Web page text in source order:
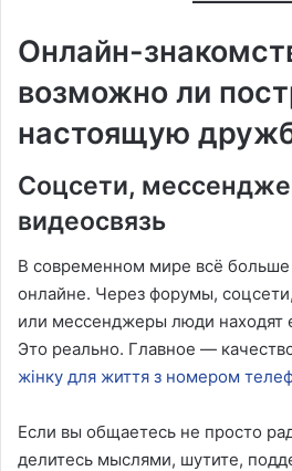
Онлайн-
возможно ли
настоящую
Соцсети,
видеосвязь
В современном мире всё
онлайне. Через форумы,
или мессенджеры люди
Это реально. Главное —
жінку для життя з номером
Если вы общаетесь не просто
делитесь мыслями, шутите,